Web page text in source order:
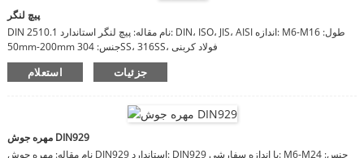
پیچ لنگر
DIN 2510.1 نام مقاله: پیچ لنگر استاندارد: DIN، ISO، JIS، AISI اندازه: M6-M16 طول:
50mm-200mm جنس: 304SS، 316SS، فولاد کربنی
استعلام جزئیات
مهره جوش DIN929
نام مقاله: مهره جوش DIN929 استاندارد: DIN929 یا اندازه سفارشی: M6-M24 جنس: